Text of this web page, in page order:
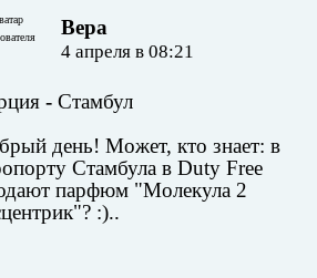
Вера
4 апреля в 08:21
- Стамбул
день! Может, кто знает: в
Стамбула в Duty Free
парфюм "Молекула 2
:)..